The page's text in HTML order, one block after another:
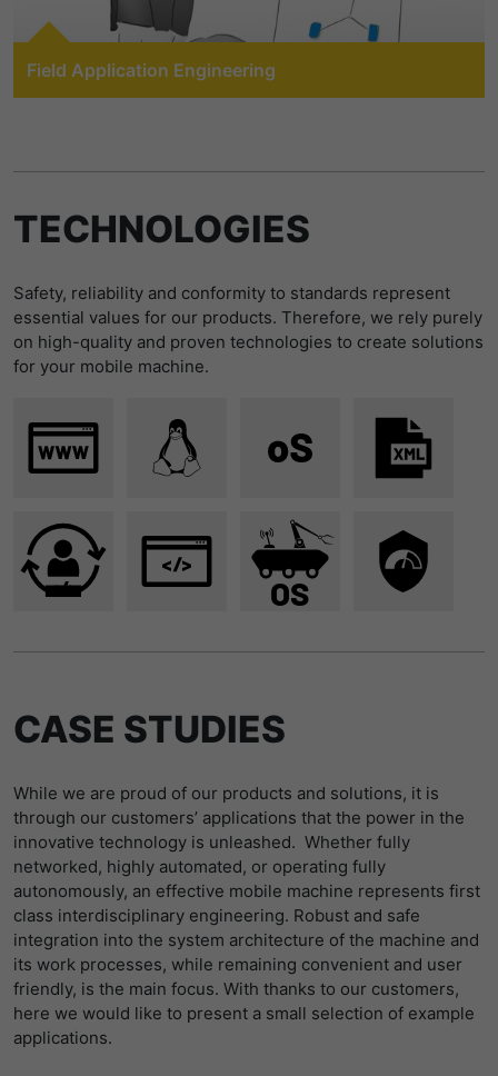
Field Application Engineering
We offer a Field Application Engineering service,
decades of experience in engineering and
we help to find the optimal system architecture for the
respective machine.
Zu Field Application Engineering
TECHNOLOGIES
Safety, reliability and conformity to standards represent
essential values for our products. Therefore, we rely purely
on high-quality and proven technologies to create solutions
for your mobile machine.
CASE STUDIES
While we are proud of our products and solutions, it is
through our customers’ applications that the power in the
innovative technology is unleashed. Whether fully
networked, highly automated, or operating fully
autonomously, an effective mobile machine represents first
class interdisciplinary engineering. Robust and safe
integration into the system architecture of the machine and
its work processes, while remaining convenient and user
friendly, is the main focus. With thanks to our customers,
here we would like to present a small selection of example
applications.
名字 _gat_UA-139898258-1
目的
度，并将数据收集限制在流量较高的网站
上。
名字 _pk_id
提供者 Matomo
寿命 1 Jahr und 1 Monat
目的
Matomo setzt dieses Cookie, um eine
名字 _pk_ses
寿命 1 Stunde
目的
eindeutige Sitzungs-ID zu speichern, mit
提供者 LinkedIn
提供者 LinkedIn
寿命 2 Jahre
目的
Browser-ID-Cookie zur eindeutigen
Identifizierung von Geräten, die auf
LinkedIn-Dienste zugreifen.